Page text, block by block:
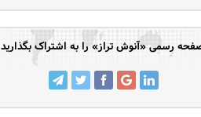
رسمی «آنوش تراز» را به اشتراک بگذارید